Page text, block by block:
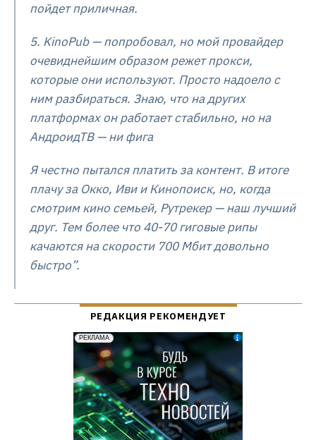
пойдет приличная.
5. KinoPub — попробовал, но мой провайдер
очевиднейшим образом режет прокси,
которые они используют. Просто надоело с
ним разбираться. Знаю, что на других
платформах он работает стабильно, но на
АндроидТВ — ни фига
Я честно пытался платить за контент. В итоге
плачу за Окко, Иви и Кинопоиск, но, когда
смотрим кино семьей, Рутрекер — наш лучший
друг. Тем более что 40-70 гиговые рипы
качаются на скорости 700 Мбит довольно
быстро”.